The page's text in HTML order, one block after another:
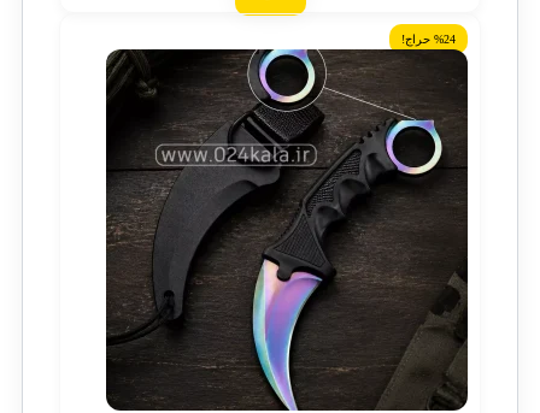
%24 حراج!